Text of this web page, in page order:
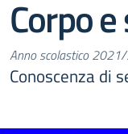
Corpo
Anno scolastico
Conoscenza di